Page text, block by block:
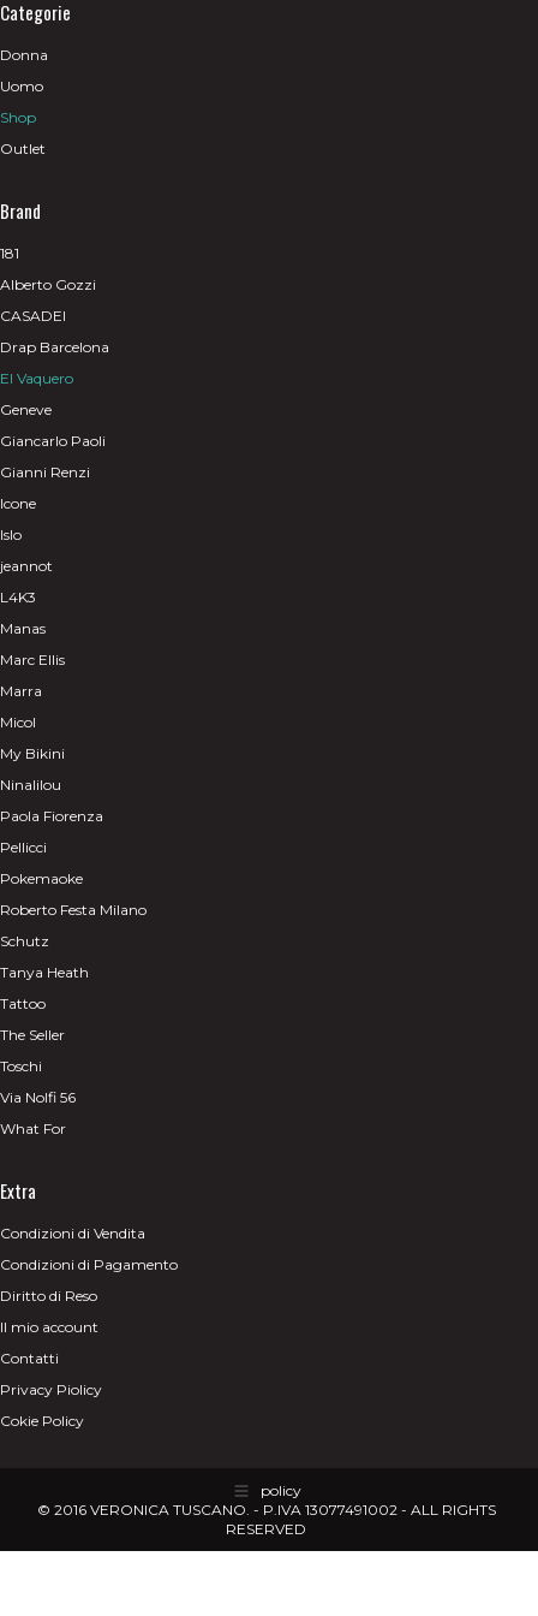
Categorie
Donna
Uomo
Shop
Outlet
Brand
181
Alberto Gozzi
CASADEI
Drap Barcelona
El Vaquero
Geneve
Giancarlo Paoli
Gianni Renzi
Icone
Islo
jeannot
L4K3
Manas
Marc Ellis
Marra
Micol
My Bikini
Ninalilou
Paola Fiorenza
Pellicci
Pokemaoke
Roberto Festa Milano
Schutz
Tanya Heath
Tattoo
The Seller
Toschi
Via Nolfi 56
What For
Extra
Condizioni di Vendita
Condizioni di Pagamento
Diritto di Reso
Il mio account
Contatti
Privacy Piolicy
Cokie Policy
policy
© 2016 VERONICA TUSCANO. - P.IVA 13077491002 - ALL RIGHTS
RESERVED